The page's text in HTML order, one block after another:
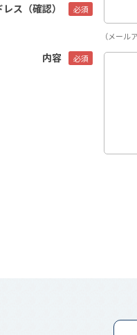
ス（確認）
（メー
内容